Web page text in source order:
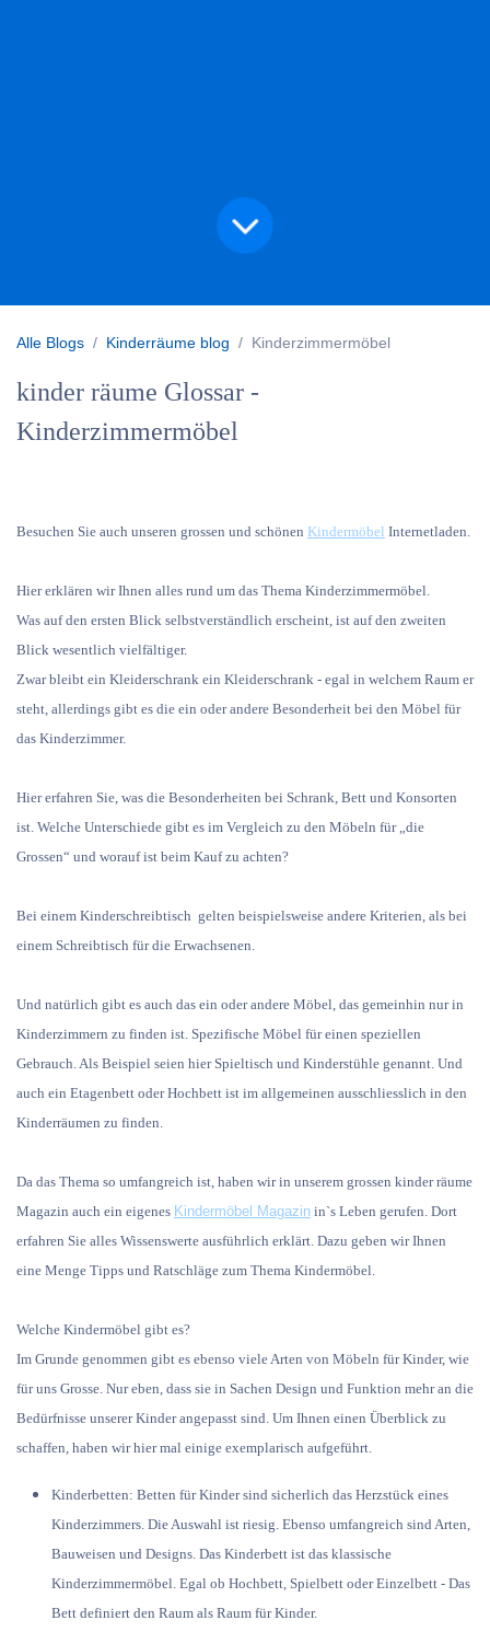
Alle Blogs Kinderräume blog Kinderzimmermöbel
kinder räume Glossar -
Kinderzimmermöbel
Besuchen Sie auch unseren grossen und schönen Kindermöbel Internetladen.
Hier erklären wir Ihnen alles rund um das Thema Kinderzimmermöbel.
Was auf den ersten Blick selbstverständlich erscheint, ist auf den zweiten
Blick wesentlich vielfältiger.
Zwar bleibt ein Kleiderschrank ein Kleiderschrank - egal in welchem Raum er
steht, allerdings gibt es die ein oder andere Besonderheit bei den Möbel für
das Kinderzimmer.
Hier erfahren Sie, was die Besonderheiten bei Schrank, Bett und Konsorten
ist. Welche Unterschiede gibt es im Vergleich zu den Möbeln für „die
Grossen“ und worauf ist beim Kauf zu achten?
Bei einem Kinderschreibtisch gelten beispielsweise andere Kriterien, als bei
einem Schreibtisch für die Erwachsenen.
Und natürlich gibt es auch das ein oder andere Möbel, das gemeinhin nur in
Kinderzimmern zu finden ist. Spezifische Möbel für einen speziellen
Gebrauch. Als Beispiel seien hier Spieltisch und Kinderstühle genannt. Und
auch ein Etagenbett oder Hochbett ist im allgemeinen ausschliesslich in den
Kinderräumen zu finden.
Da das Thema so umfangreich ist, haben wir in unserem grossen kinder räume
Magazin auch ein eigenes Kindermöbel Magazin in`s Leben gerufen. Dort
erfahren Sie alles Wissenswerte ausführlich erklärt. Dazu geben wir Ihnen
eine Menge Tipps und Ratschläge zum Thema Kindermöbel.
Welche Kindermöbel gibt es?
Im Grunde genommen gibt es ebenso viele Arten von Möbeln für Kinder, wie
für uns Grosse. Nur eben, dass sie in Sachen Design und Funktion mehr an die
Bedürfnisse unserer Kinder angepasst sind. Um Ihnen einen Überblick zu
schaffen, haben wir hier mal einige exemplarisch aufgeführt.
Kinderbetten: Betten für Kinder sind sicherlich das Herzstück eines
Kinderzimmers. Die Auswahl ist riesig. Ebenso umfangreich sind Arten,
Bauweisen und Designs. Das Kinderbett ist das klassische
Kinderzimmermöbel. Egal ob Hochbett, Spielbett oder Einzelbett - Das
Bett definiert den Raum als Raum für Kinder.